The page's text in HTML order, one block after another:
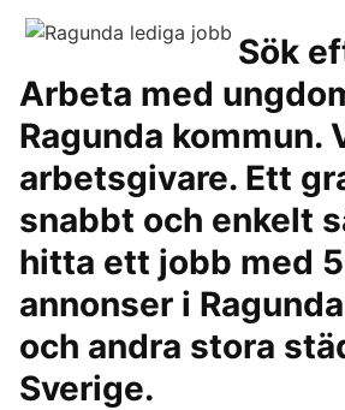
Sök
Arbeta med
Ragunda kommun.
arbetsgivare. Ett
snabbt och enkelt
hitta ett jobb med
annonser i
och andra stora
Sverige.